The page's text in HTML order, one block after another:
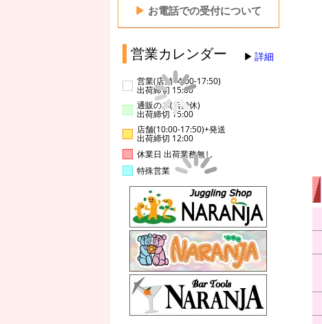
▶ お電話での受付について
営業カレンダー 詳細
営業(店舗14:00-17:50)
出荷締切 15:00
通販のみ(店舗休)
出荷締切 15:00
店舗(10:00-17:50)+発送
出荷締切 12:00
休業日 出荷業務無し
特殊営業